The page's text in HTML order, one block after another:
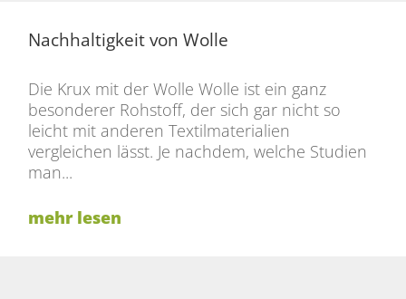
Nachhaltigkeit von Wolle
Die Krux mit der Wolle Wolle ist ein ganz
besonderer Rohstoff, der sich gar nicht so
leicht mit anderen Textilmaterialien
vergleichen lässt. Je nachdem, welche Studien
man...
mehr lesen